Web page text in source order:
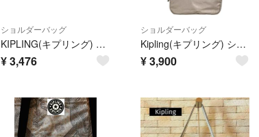
ショルダーバッグ
KIPLING(キプリング) チャーム付き ショルダーバッグ レオパード バッグ
¥3,476
ショルダーバッグ
Kipling(キプリング) ショルダーバッグ ピンクベージュ
¥3,900